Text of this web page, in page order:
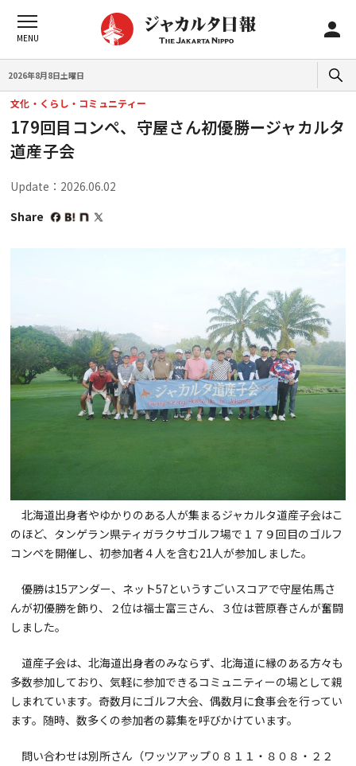
2026年8月8日土曜日
文化・くらし・コミュニティー
179回目コンペ、守屋さん初優勝ージャカルタ
道産子会
Update：2026.06.02
Share
北海道出身者やゆかりのある人が集まるジャカルタ道産子会はこ
のほど、タンゲラン県ティガラクサゴルフ場で１７９回目のゴルフ
コンペを開催し、初参加者４人を含む21人が参加しました。
優勝は15アンダー、ネット57というすごいスコアで守屋佑馬さ
んが初優勝を飾り、２位は福士富三さん、３位は菅原春さんが奮闘
しました。
道産子会は、北海道出身者のみならず、北海道に縁のある方々も
多数参加しており、気軽に参加できるコミュニティーの場として親
しまれています。奇数月にゴルフ大会、偶数月に食事会を行ってい
ます。随時、数多くの参加者の募集を呼びかけています。
問い合わせは別所さん（ワッツアップ０８１１・８０８・２２